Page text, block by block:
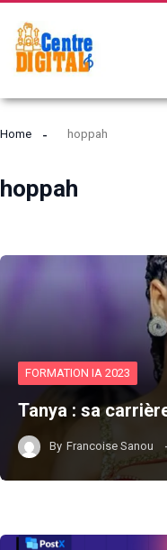
Home hoppah
hoppah
FORMATION IA 2023
Tanya : sa
By Francoise Sanou